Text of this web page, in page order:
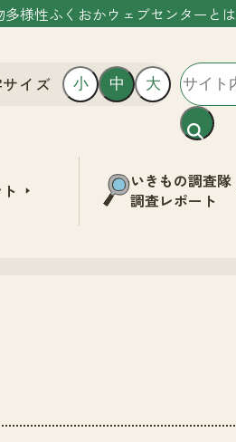
多様性ふくおかウェブセンターとは
イズ 小 中 大
いきもの調査隊
調査レポート